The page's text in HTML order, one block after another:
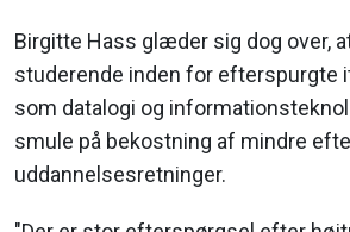
Birgitte Hass glæder sig dog over,
studerende inden for efterspurgte
som datalogi og
smule på bekostning af mindre
uddannelsesretninger.